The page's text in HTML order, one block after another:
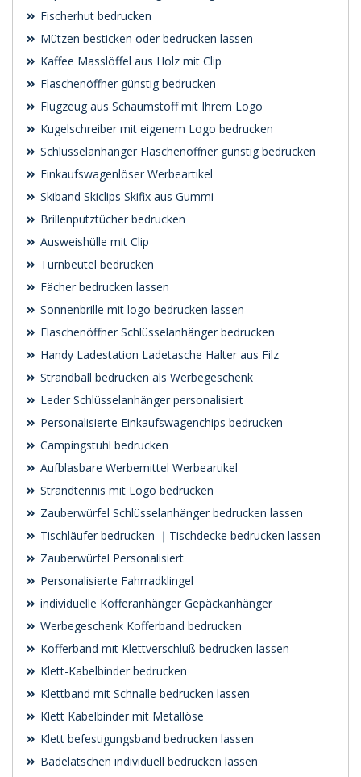
Fischerhut bedrucken
Mützen besticken oder bedrucken lassen
Kaffee Masslöffel aus Holz mit Clip
Flaschenöffner günstig bedrucken
Flugzeug aus Schaumstoff mit Ihrem Logo
Kugelschreiber mit eigenem Logo bedrucken
Schlüsselanhänger Flaschenöffner günstig bedrucken
Einkaufswagenlöser Werbeartikel
Skiband Skiclips Skifix aus Gummi
Brillenputztücher bedrucken
Ausweishülle mit Clip
Turnbeutel bedrucken
Fächer bedrucken lassen
Sonnenbrille mit logo bedrucken lassen
Flaschenöffner Schlüsselanhänger bedrucken
Handy Ladestation Ladetasche Halter aus Filz
Strandball bedrucken als Werbegeschenk
Leder Schlüsselanhänger personalisiert
Personalisierte Einkaufswagenchips bedrucken
Campingstuhl bedrucken
Aufblasbare Werbemittel Werbeartikel
Strandtennis mit Logo bedrucken
Zauberwürfel Schlüsselanhänger bedrucken lassen
Tischläufer bedrucken ｜Tischdecke bedrucken lassen
Zauberwürfel Personalisiert
Personalisierte Fahrradklingel
individuelle Kofferanhänger Gepäckanhänger
Werbegeschenk Kofferband bedrucken
Kofferband mit Klettverschluß bedrucken lassen
Klett-Kabelbinder bedrucken
Klettband mit Schnalle bedrucken lassen
Klett Kabelbinder mit Metallöse
Klett befestigungsband bedrucken lassen
Badelatschen individuell bedrucken lassen